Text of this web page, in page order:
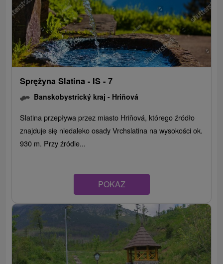
Sprężyna Slatina - IS - 7
Banskobystrický kraj - Hriňová
Slatina przepływa przez miasto Hriňová, którego źródło
znajduje się niedaleko osady Vrchslatina na wysokości ok.
930 m. Przy źródle...
POKAZ